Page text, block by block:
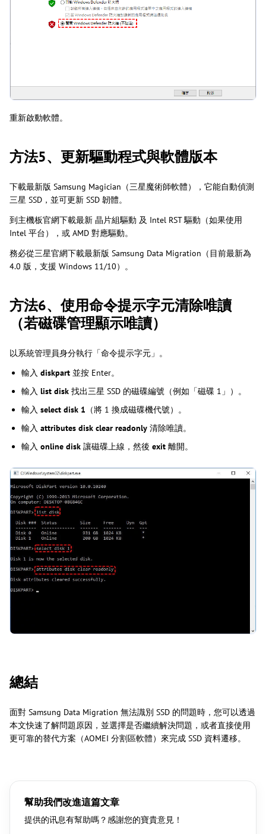
重新啟動軟體。
方法5、更新驅動程式與軟體版本
下載最新版 Samsung Magician（三星魔術師軟體），它能自動偵測
三星 SSD，並可更新 SSD 韌體。
到主機板官網下載最新 晶片組驅動 及 Intel RST 驅動（如果使用
Intel 平台），或 AMD 對應驅動。
務必從三星官網下載最新版 Samsung Data Migration（目前最新為
4.0 版，支援 Windows 11/10）。
方法6、使用命令提示字元清除唯讀
（若磁碟管理顯示唯讀）
以系統管理員身分執行「命令提示字元」。
輸入 diskpart 並按 Enter。
輸入 list disk 找出三星 SSD 的磁碟編號（例如「磁碟 1」）。
輸入 select disk 1 （將 1 換成磁碟機代號）。
輸入 attributes disk clear readonly 清除唯讀。
輸入 online disk 讓磁碟上線，然後 exit 離開。
總結
面對 Samsung Data Migration 無法識別 SSD 的問題時，您可以透過
本文快速了解問題原因，並選擇是否繼續解決問題，或者直接使用
更可靠的替代方案（AOMEI 分割區軟體）來完成 SSD 資料遷移。
幫助我們改進這篇文章
提供的讯息有幫助嗎？感謝您的寶貴意見！